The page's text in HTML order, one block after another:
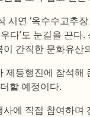
연 ‘옥수수고추
다’도 눈길을 끈
간직한 문화유
등행진에 참석해
할 예정이다.
에 직접 참여하며